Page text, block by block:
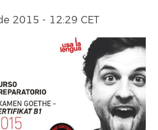
2015 - 12:29 CET